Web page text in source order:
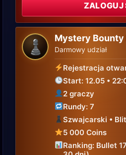
ZALOGUJ
♟ Mystery Bounty
Darmowy udział
Rejestracja
Start: 12.05 •
2 graczy
Rundy: 7
Szwajcarski •
5 000 Coins
Ranking: Bullet